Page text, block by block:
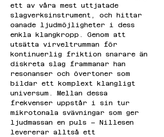
ett av våra mest uttjatade
slagverksinstrument, och hittar
oanade ljudmöjligheter i dess
enkla klangkropp. Genom att
utsätta virveltrumman för
kontinuerlig friktion snarare än
diskreta slag frammanar han
resonanser och övertoner som
bildar ett komplext klangligt
universum. Mellan dessa
frekvenser uppstår i sin tur
mikrotonala svävningar som ger
ljudmassan en puls – Nillesen
levererar alltså ett